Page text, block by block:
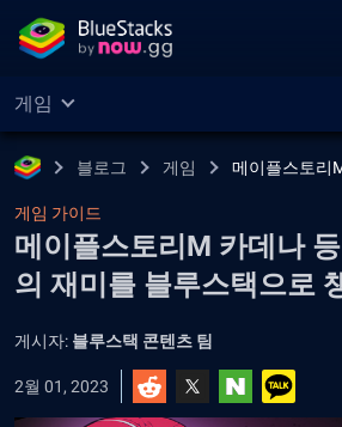
게임
블로그 게임 메이플스토리
게임 가이드
메이플스토리M 카데나
의 재미를 블루스택으로
게시자: 블루스택 콘텐츠 팀
2월 01, 2023